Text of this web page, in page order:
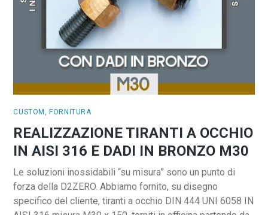
CUSTOM , FORNITURA
REALIZZAZIONE TIRANTI A OCCHIO
IN AISI 316 E DADI IN BRONZO M30
Le soluzioni inossidabili “su misura” sono un punto di
forza della D2ZERO. Abbiamo fornito, su disegno
specifico del cliente, tiranti a occhio DIN 444 UNI 6058 IN